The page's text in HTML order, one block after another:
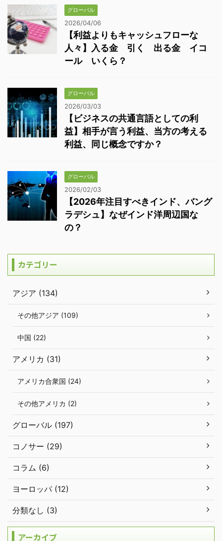
グローバル
2026/04/06
【利益よりもキャッシュフローな
人々】入る金 引く 出る金 イコ
ール いくら？
グローバル
2026/03/03
【ビジネスの共通言語としての利
益】相手が言う利益、当方の考える
利益、同じ概念ですか？
グローバル
2026/02/03
【2026年注目すべきインド、バング
ラデシュ】なぜインド洋周辺国な
の？
カテゴリー
アジア (134)
その他アジア (109)
中国 (22)
アメリカ (31)
アメリカ合衆国 (24)
その他アメリカ (2)
グローバル (197)
コノサー (29)
コラム (6)
ヨーロッパ (12)
分類なし (3)
アーカイブ